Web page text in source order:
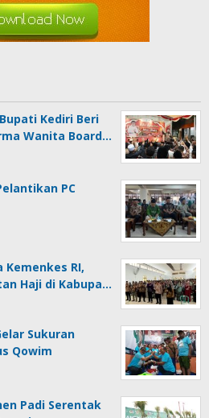
Kediri Beri
Wanita Board…
PC
Kemenkes RI,
Haji di Kabupa…
Sukuran
Qowim
Padi Serentak